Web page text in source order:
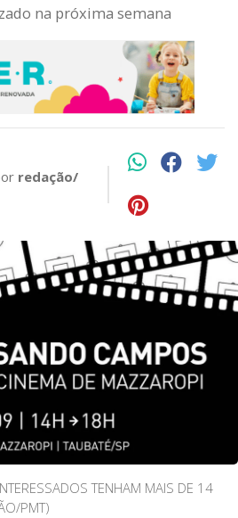
na próxima semana
redação/
TENHAM MAIS DE 14
PMT)